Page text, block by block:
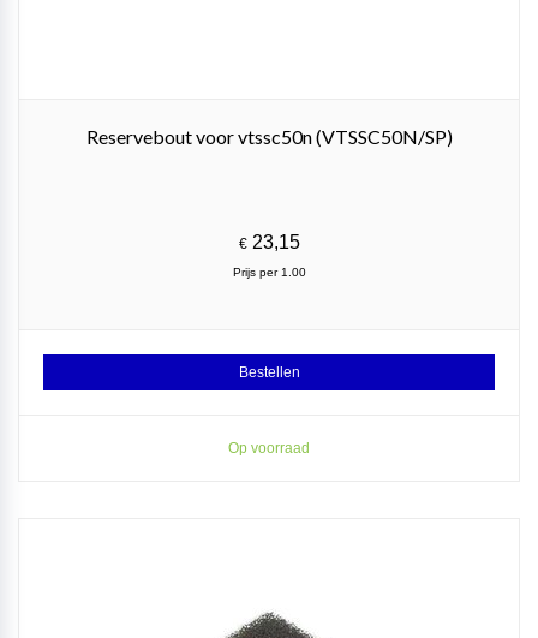
Reservebout voor vtssc50n (VTSSC50N/SP)
€23,15
Prijs per 1.00
Bestellen
Op voorraad